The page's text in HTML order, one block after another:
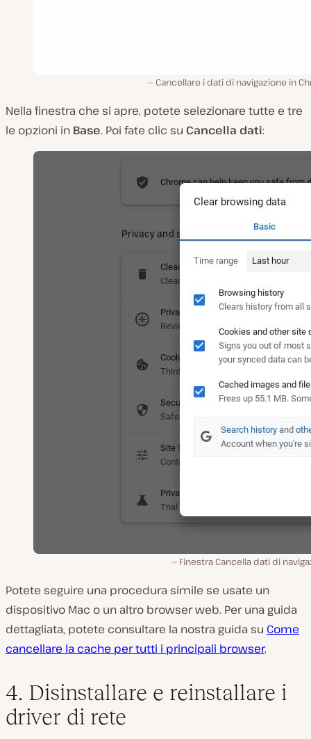
Cancellare i dati di navigazione in
Nella finestra che si apre, potete selezionare tutte e tre
le opzioni in Base. Poi fate clic su Cancella dati:
Finestra Cancella dati di
Potete seguire una procedura simile se usate un
dispositivo Mac o un altro browser web. Per una guida
dettagliata, potete consultare la nostra guida su Come
cancellare la cache per tutti i principali browser.
4. Disinstallare e reinstallare i
driver di rete